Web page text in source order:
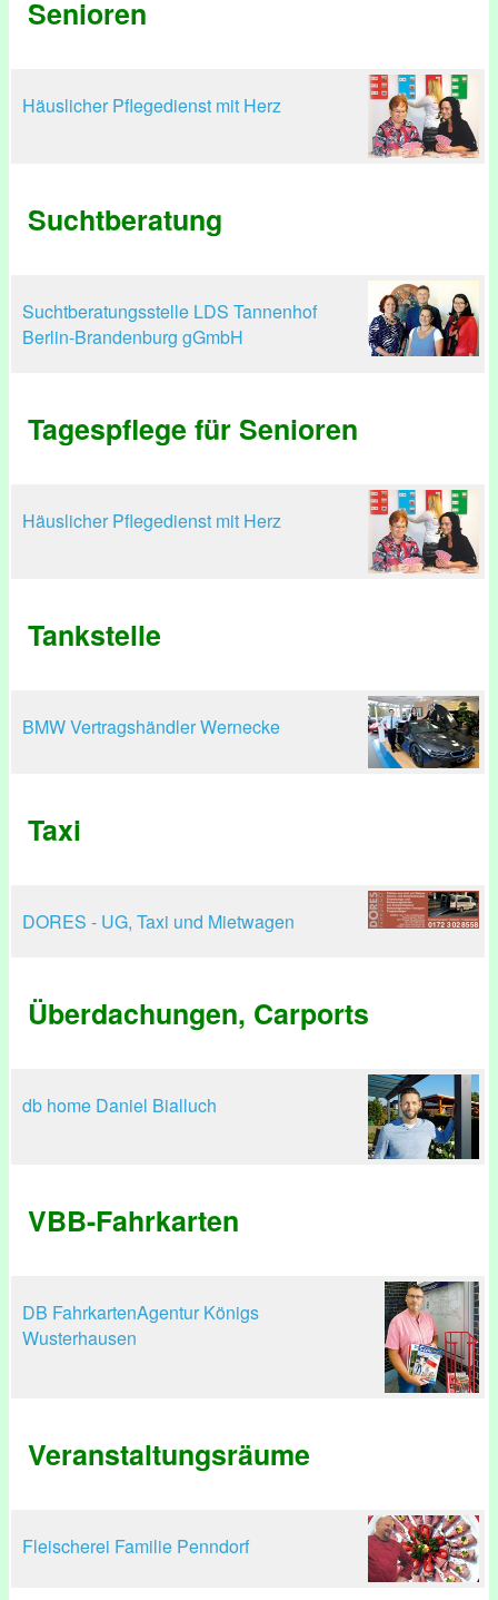
Senioren
Häuslicher Pflegedienst mit Herz
Suchtberatung
Suchtberatungsstelle LDS Tannenhof
Berlin-Brandenburg gGmbH
Tagespflege für Senioren
Häuslicher Pflegedienst mit Herz
Tankstelle
BMW Vertragshändler Wernecke
Taxi
DORES - UG, Taxi und Mietwagen
Überdachungen, Carports
db home Daniel Bialluch
VBB-Fahrkarten
DB FahrkartenAgentur Königs
Wusterhausen
Veranstaltungsräume
Fleischerei Familie Penndorf